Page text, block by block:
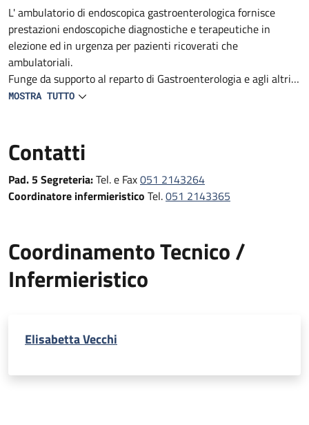
Descrizione
L' ambulatorio di endoscopica gastroenterologica fornisce
prestazioni endoscopiche diagnostiche e terapeutiche in
elezione ed in urgenza per pazienti ricoverati che
ambulatoriali.
Funge da supporto al reparto di Gastroenterologia e agli altri
reparti e DS del Policlinico (Medicine, Geriatrie, Oncologie,
Fornisce prestazioni endoscopiche diagnostiche e terapeutiche
in urgenza, in elezione e follow-up
MOSTRA TUTTO
Contatti
Pad. 5 Segreteria:Tel. e Fax051 2143264
Coordinatore infermieristico Tel.051 2143365
Coordinamento Tecnico /
Infermieristico
Elisabetta Vecchi